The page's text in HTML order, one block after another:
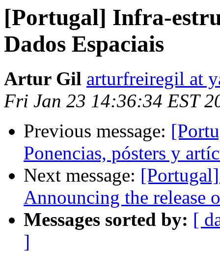
[Portugal] Infra-
Dados Espaciais
Artur Gil arturfreiregil at
Fri Jan 23 14:36:34 EST
Previous message:
Ponencias, pósters y
Next message:
Announcing the release
Messages sorted by: [
]